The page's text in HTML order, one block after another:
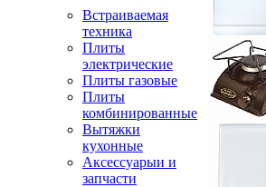
Встраиваемая
техника
Плиты
электрические
Плиты газовые
Плиты
комбинированные
Вытяжки
кухонные
Аксессуарыи и
запчасти